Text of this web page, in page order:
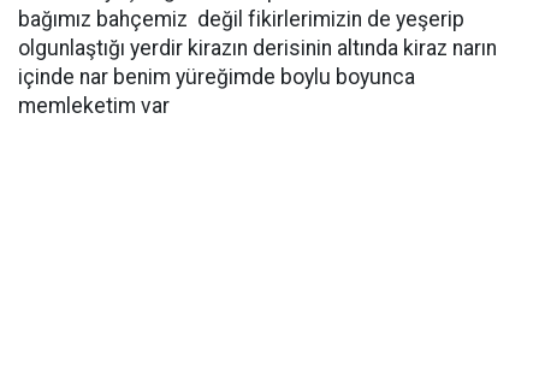
bağımız bahçemiz değil fikirlerimizin de yeşerip
olgunlaştığı yerdir kirazın derisinin altında kiraz narın
içinde nar benim yüreğimde boylu boyunca
memleketim var